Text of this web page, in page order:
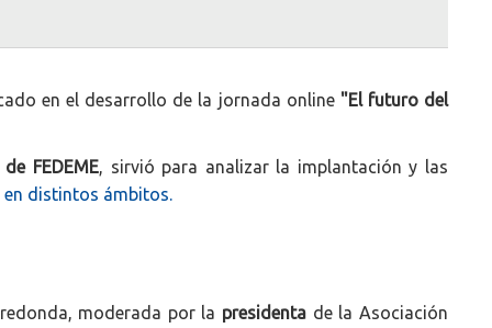
en el desarrollo de la jornada online "El futuro del
FEDEME, sirvió para analizar la implantación y las
distintos ámbitos.
moderada por la presidenta de la Asociación